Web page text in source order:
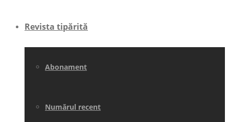
Revista tipărită
Abonament
Numărul recent